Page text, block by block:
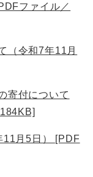
ファイル／
（令和7年11月
寄付について
11月5日） [PDF